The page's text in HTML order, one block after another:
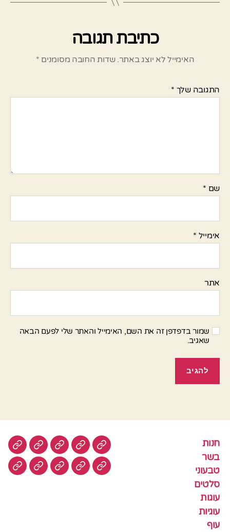
כתיבת תגובה
האימייל לא יוצג באתר. שדות החובה מסומנים *
התגובה שלך *
שם *
אימייל *
אתר
שמור בדפדפן זה את השם, האימייל והאתר שלי לפעם הבאה
שאגיב.
חנות
בשר
טבעוני
סלטים
עוגות
עוגיות
עוף
חנות בשר טבעוניסלטים
עוגיותעוף צמחונידגים